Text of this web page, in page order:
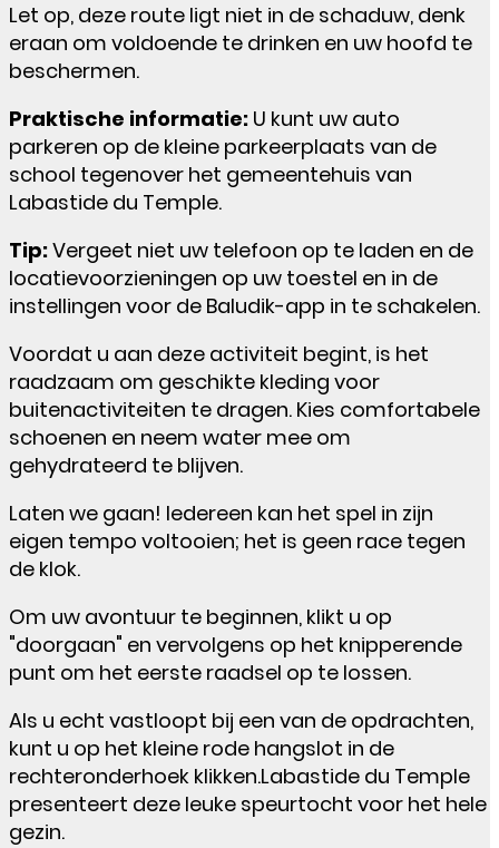
Let op, deze route ligt niet in de schaduw, denk
eraan om voldoende te drinken en uw hoofd te
beschermen.
Praktische informatie: U kunt uw auto
parkeren op de kleine parkeerplaats van de
school tegenover het gemeentehuis van
Labastide du Temple.
Tip:Vergeet niet uw telefoon op te laden en de
locatievoorzieningen op uw toestel en in de
instellingen voor de Baludik-app in te schakelen.
Voordat u aan deze activiteit begint, is het
raadzaam om geschikte kleding voor
buitenactiviteiten te dragen. Kies comfortabele
schoenen en neem water mee om
gehydrateerd te blijven.
Laten we gaan! Iedereen kan het spel in zijn
eigen tempo voltooien; het is geen race tegen
de klok.
Om uw avontuur te beginnen, klikt u op
"doorgaan" en vervolgens op het knipperende
punt om het eerste raadsel op te lossen.
Als u echt vastloopt bij een van de opdrachten,
kunt u op het kleine rode hangslot in de
rechteronderhoek klikken.Labastide du Temple
presenteert deze leuke speurtocht voor het hele
gezin.